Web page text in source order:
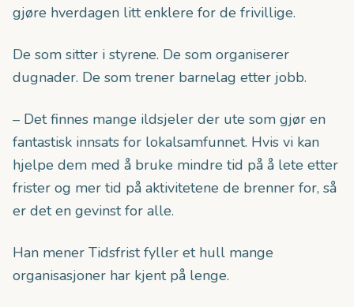
gjøre hverdagen litt enklere for de frivillige.
De som sitter i styrene. De som organiserer
dugnader. De som trener barnelag etter jobb.
– Det finnes mange ildsjeler der ute som gjør en
fantastisk innsats for lokalsamfunnet. Hvis vi kan
hjelpe dem med å bruke mindre tid på å lete etter
frister og mer tid på aktivitetene de brenner for, så
er det en gevinst for alle.
Han mener Tidsfrist fyller et hull mange
organisasjoner har kjent på lenge.